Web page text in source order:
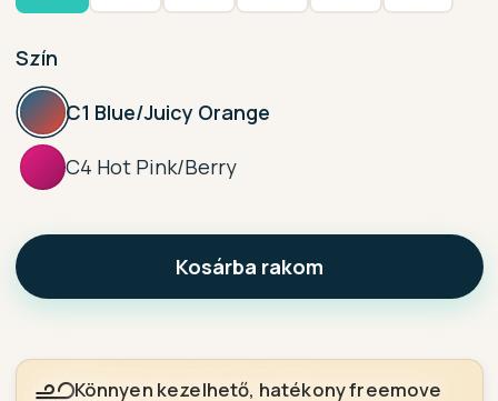
Szín
C1 Blue/Juicy Orange
C4 Hot Pink/Berry
Kosárba rakom
Könnyen kezelhető, hatékony freemove